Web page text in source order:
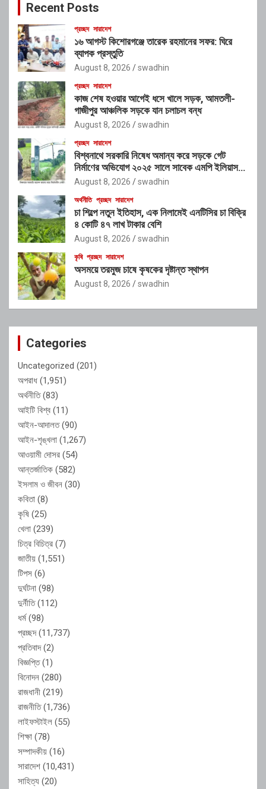
Recent Posts
প্রচ্ছদ সারাদেশ
১৬ আগস্ট কিশোরগঞ্জে তারেক রহমানের সফর: ঘিরে
ব্যাপক প্রস্তুতি
August 8, 2026 swadhin
প্রচ্ছদ সারাদেশ
কাজ শেষ হওয়ার আগেই ধসে খালে সড়ক, আমতলী-
গাজীপুর আঞ্চলিক সড়কে যান চলাচল বন্ধ
August 8, 2026 swadhin
প্রচ্ছদ সারাদেশ
বিশ্বনাথে সরকারি নিষেধ অমান্য করে সড়কে গেট
নির্মাণের অভিযোগ ২০২৫ সালে সাবেক এমপি ইলিয়াস
আলীর নামে নামফলক স্থাপনের অভিযোগ
August 8, 2026 swadhin
অর্থনীতি প্রচ্ছদ সারাদেশ
চা শিল্পে নতুন ইতিহাস, এক নিলামেই এনটিসির চা বিক্রি
৪ কোটি ৪৭ লাখ টাকার বেশি
August 8, 2026 swadhin
কৃষি প্রচ্ছদ সারাদেশ
অসময়ে তরমুজ চাষে কৃষকের দৃষ্টান্ত স্থাপন
August 8, 2026 swadhin
Categories
Uncategorized (201)
অপরাধ (1,951)
অর্থনীতি(83)
আইটি বিশ্ব (11)
আইন-আদালত(90)
আইন-শৃঙ্খলা (1,267)
আওয়ামী দোসর (54)
আন্তর্জাতিক (582)
ইসলাম ও জীবন (30)
কবিতা (8)
কৃষি (25)
খেলা (239)
চিত্র বিচিত্র (7)
জাতীয় (1,551)
টিপস (6)
দুর্ঘটনা (98)
দুর্নীতি(112)
ধর্ম(98)
প্রচ্ছদ(11,737)
প্রতিবাদ(2)
বিজ্ঞপ্তি(1)
বিনোদন (280)
রাজধানী (219)
রাজনীতি(1,736)
লাইফস্টাইল (55)
শিক্ষা (78)
সম্পাদকীয় (16)
সারাদেশ (10,431)
সাহিত্য (20)